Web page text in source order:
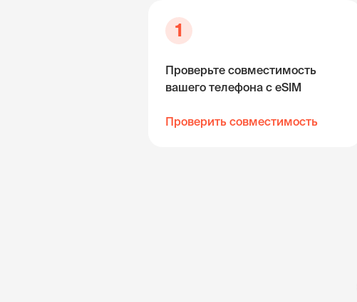
1
Проверьте совместимость
вашего телефона с eSIM
Проверить совместимость